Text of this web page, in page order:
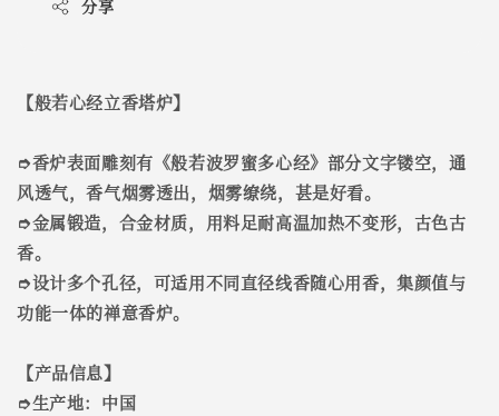
分享
【般若心经立香塔炉】
➮香炉表面雕刻有《般若波罗蜜多心经》部分文字镂空，通
风透气，香气烟雾透出，烟雾缭绕，甚是好看。
➮金属锻造，合金材质，用料足耐高温加热不变形，古色古
香。
➮设计多个孔径，可适用不同直径线香随心用香，集颜值与
功能一体的禅意香炉。
【产品信息】
➮生产地：中国